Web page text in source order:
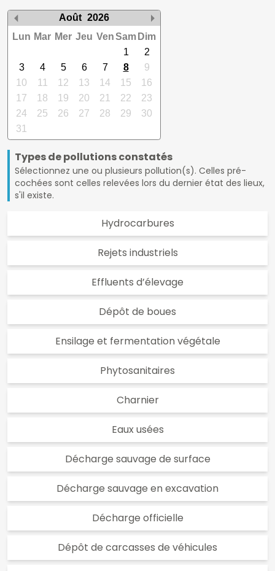
Août 2026
Lun Mar Mer Jeu VenSam Dim
1
2
3
4 5 6 7 8
9
10
11 12 13 14 15
16
17
18 19 20 21 22
23
24
25 26 27 28 29
30
31
Types de pollutions constatés
Sélectionnez une ou plusieurs pollution(s). Celles pré-
cochées sont celles relevées lors du dernier état des lieux,
s'il existe.
Hydrocarbures
Rejets industriels
Effluents d’élevage
Dépôt de boues
Ensilage et fermentation végétale
Phytosanitaires
Charnier
Eaux usées
Décharge sauvage de surface
Décharge sauvage en excavation
Décharge officielle
Dépôt de carcasses de véhicules